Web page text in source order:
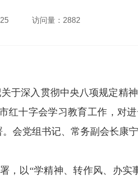
访问量：2882
于深入贯彻中央八项规定精
红十字会学习教育工作，对
会党组书记、常务副会长康
，以“学精神、转作风、办实